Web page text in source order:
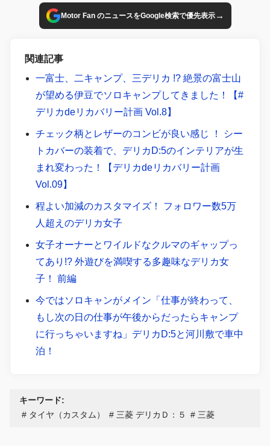
きた話から。
Motor Fan のニュースをGoogle検索で優先表示→
関連記事
一富士、二キャンプ、三デリカ !? 絶景の富士山
が望める伊豆でソロキャンプしてきました！【#
デリカdeリカバリー計画 Vol.8】
チェック柄とレザーのコンビが良い感じ ！ シー
トカバーの装着で、デリカD:5のインテリアが生
まれ変わった！【デリカdeリカバリー計画
Vol.09】
程よい加減のカスタマイズ！ フォロワー数5万
人超えのデリカ女子
女子オーナーとワイルドなクルマのギャップっ
てあり!? 外遊びを満喫する多趣味なデリカ女
子！ 前編
今ではソロキャンがメイン「仕事が終わって、
もし次の日の仕事が午後からだったらキャンプ
に行っちゃいますね」デリカD:5と河川敷で車中
泊！
キーワード:
タイヤ（カスタム）
三菱 デリカＤ：５ 三菱